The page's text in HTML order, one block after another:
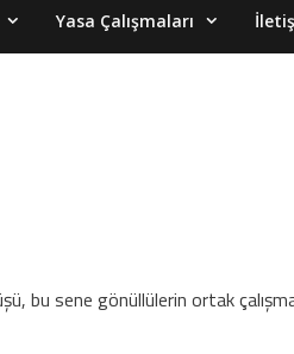
Yasa Çalışmaları
bu sene gönüllülerin ortak